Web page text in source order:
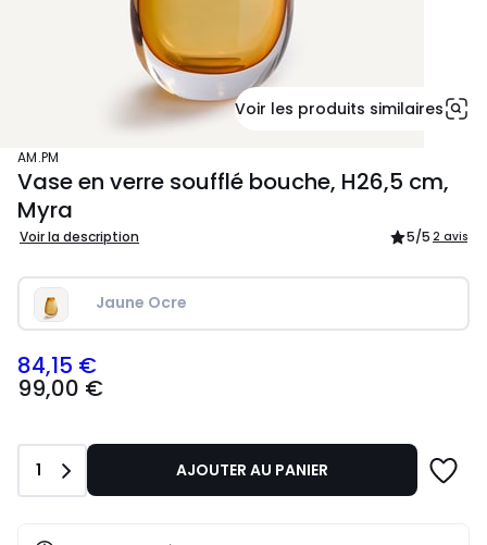
Voir les produits similaires
AM.PM
Vase en verre soufflé bouche, H26,5 cm,
Myra
Voir la description 5/5 2 avis
Jaune Ocre
99,00
€
programme
pour
84,15 €
99,00 €
Quantité
1 AJOUTER AU PANIER